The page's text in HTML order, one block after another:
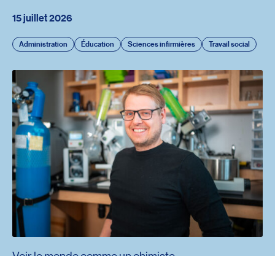
15 juillet 2026
Administration Éducation Sciences infirmières Travail social